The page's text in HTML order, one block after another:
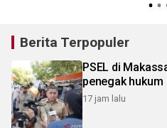
Berita Terpopuler
PSEL di
penegak hukum
17 jam lalu